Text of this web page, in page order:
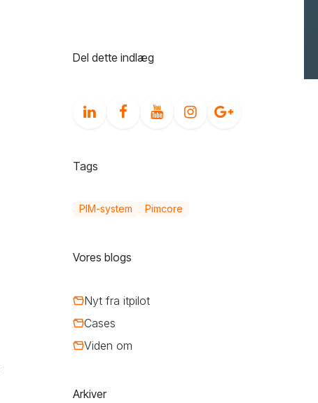
Del dette indlæg
Tags
PIM-system Pimcore
Vores blogs
Nyt fra itpilot
Cases
Viden om
Arkiver